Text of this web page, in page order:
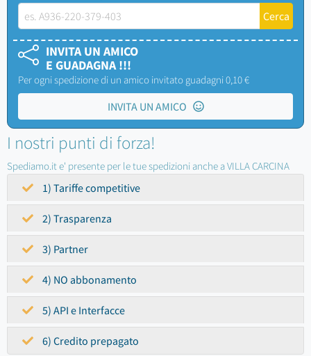
INVITA UN AMICO
E GUADAGNA !!!
Per ogni spedizione di un amico invitato guadagni 0,10 €
INVITA UN AMICO
I nostri punti di forza!
Spediamo.it e' presente per le tue spedizioni anche a VILLA CARCINA
1) Tariffe competitive
2) Trasparenza
3) Partner
4) NO abbonamento
5) API e Interfacce
6) Credito prepagato